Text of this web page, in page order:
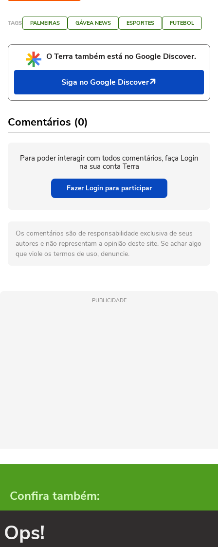
TAGS PALMEIRAS GÁVEA NEWS ESPORTES FUTEBOL
O Terra também está no Google Discover.
Siga no Google Discover
Comentários (0)
Para poder interagir com todos comentários, faça Login
na sua conta Terra
Fazer Login para participar
Os comentários são de responsabilidade exclusiva de seus
autores e não representam a opinião deste site. Se achar algo
que viole os termos de uso, denuncie.
PUBLICIDADE
Confira também:
Ops!